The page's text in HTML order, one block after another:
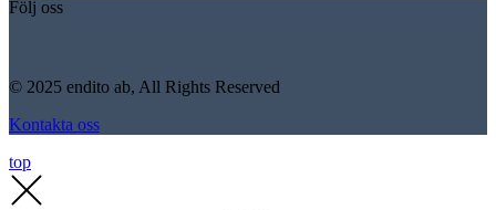
Följ oss
© 2025 endito ab, All Rights Reserved
Kontakta oss
top